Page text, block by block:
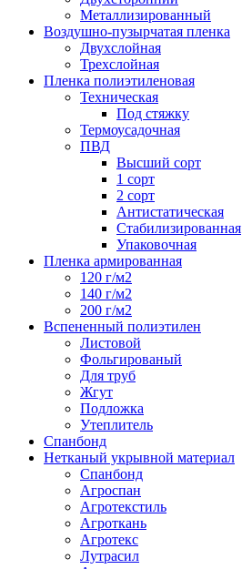
Металлизированный
Воздушно-пузырчатая пленка
Двухслойная
Трехслойная
Пленка полиэтиленовая
Техническая
Под стяжку
Термоусадочная
ПВД
Высший сорт
1 сорт
2 сорт
Антистатическая
Стабилизированная
Упаковочная
Пленка армированная
120 г/м2
140 г/м2
200 г/м2
Вспененный полиэтилен
Листовой
Фольгированый
Для труб
Жгут
Подложка
Утеплитель
Спанбонд
Нетканый укрывной материал
Спанбонд
Агроспан
Агротекстиль
Агроткань
Агротекс
Лутрасил